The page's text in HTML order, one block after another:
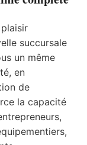
succursale
un même
en
de
la capacité